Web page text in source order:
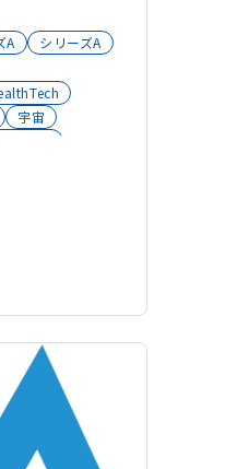
による技術・
支援、および
活用した事業
を組成し、
たハンズオン
ンエコシステ
います。
IoT 自動車
A
シリーズA
宇宙